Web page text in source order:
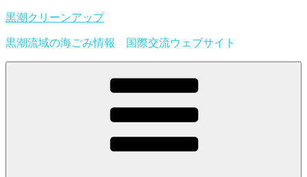
Skip
content
黒潮クリーンアップ
黒潮流域の海ごみ情報 国際交流ウェブサイト